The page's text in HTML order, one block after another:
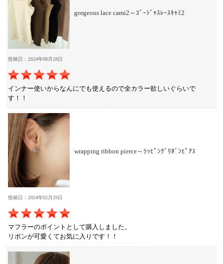
gorgeous lace cami2～ｺﾞｰｼﾞｬｽﾚｰｽｷｬﾐ2
投稿日：2024年08月28日
インナー使いからなんにでも使えるので全カラー欲しいぐらいで
す！！
wrapping ribbon pierce～ﾗｯﾋﾟﾝｸﾞﾘﾎﾞﾝﾋﾟｱｽ
投稿日：2024年02月29日
マフラーのポイントとして購入しました。
リボンが可愛くてお気に入りです！！